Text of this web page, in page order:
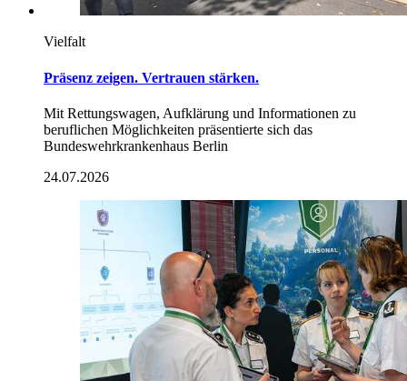
Vielfalt
Präsenz zeigen. Vertrauen stärken.
Mit Rettungswagen, Aufklärung und Informationen zu
beruflichen Möglichkeiten präsentierte sich das
Bundeswehrkrankenhaus Berlin
24.07.2026